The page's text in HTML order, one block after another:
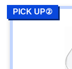
PICK UP②